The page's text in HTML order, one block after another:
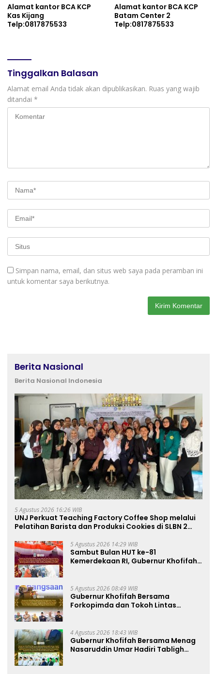
Alamat kantor BCA KCP
Kas Kijang
Telp:0817875533
Alamat kantor BCA KCP
Batam Center 2
Telp:0817875533
Tinggalkan Balasan
Alamat email Anda tidak akan dipublikasikan. Ruas yang wajib
ditandai *
Simpan nama, email, dan situs web saya pada peramban ini
untuk komentar saya berikutnya.
Berita Nasional
Berita Nasional Indonesia
5 Agustus 2026 16:26 WIB
UNJ Perkuat Teaching Factory Coffee Shop melalui
Pelatihan Barista dan Produksi Cookies di SLBN 2
5 Agustus 2026 14:29 WIB
Sambut Bulan HUT ke-81
Kemerdekaan RI, Gubernur Khofifah
Merah Putih Bagi Masyarakat
5 Agustus 2026 08:49 WIB
Gubernur Khofifah Bersama
Forkopimda dan Tokoh Lintas
Semangat Kebangsaan
4 Agustus 2026 18:43 WIB
Gubernur Khofifah Bersama Menag
Nasaruddin Umar Hadiri Tabligh